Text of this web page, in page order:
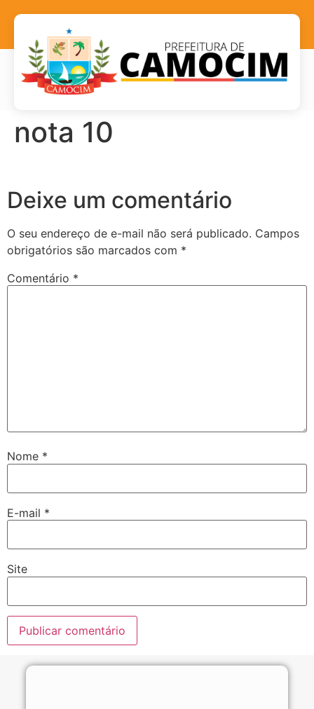
nota 10
Deixe um comentário
O seu endereço de e-mail não será publicado. Campos
obrigatórios são marcados com *
Comentário *
Nome *
E-mail *
Site